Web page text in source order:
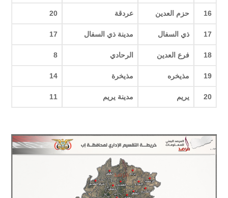
16 حزم العدين عردقة 20
17 ذي السفال مدينة ذي السفال 17
18 فرع العدين الرحادي 8
19 مذيخره مذيخرة 14
20 يريم مدينة يريم 11